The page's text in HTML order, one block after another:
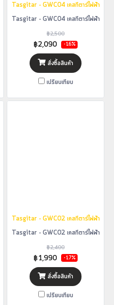
Tasgitar - GWC04 เคสกีตาร์ไฟฟ้า
Tasgitar - GWC04 เคสกีตาร์ไฟฟ้า
฿2,500
฿2,090 -16%
สั่งซื้อสินค้า
เปรียบเทียบ
Tasgitar - GWC02 เคสกีตาร์ไฟฟ้า
Tasgitar - GWC02 เคสกีตาร์ไฟฟ้า
฿2,400
฿1,990 -17%
สั่งซื้อสินค้า
เปรียบเทียบ